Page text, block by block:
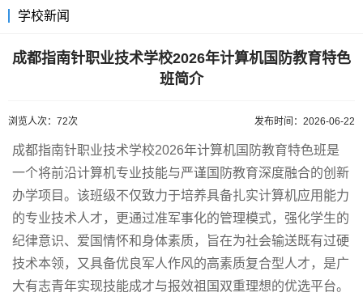
学校新闻
成都指南针职业技术学校2026年计算机国防教育特色
班简介
浏览人次：72次 发布时间：2026-06-22
成都指南针职业技术学校2026年计算机国防教育特色班是
一个将前沿计算机专业技能与严谨国防教育深度融合的创新
办学项目。该班级不仅致力于培养具备扎实计算机应用能力
的专业技术人才，更通过准军事化的管理模式，强化学生的
纪律意识、爱国情怀和身体素质，旨在为社会输送既有过硬
技术本领，又具备优良军人作风的高素质复合型人才，是广
大有志青年实现技能成才与报效祖国双重理想的优选平台。